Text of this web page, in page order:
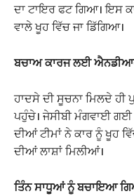
ਦਾ ਟਾਇਰ ਫਟ ਗਿਆ। ਇਸ
ਵਾਲੇ ਖੂਹ ਵਿੱਚ ਜਾ ਡਿੱਗਿਆ।
ਬਚਾਅ ਕਾਰਜ ਲਈ
ਹਾਦਸੇ ਦੀ ਸੂਚਨਾ ਮਿਲਦੇ ਹੀ
ਪਹੁੰਚੇ। ਜੇਸੀਬੀ ਮੰਗਵਾਈ
ਦੀਆਂ ਟੀਮਾਂ ਨੇ ਕਾਰ ਨੂੰ ਖੂਹ
ਦੀਆਂ ਲਾਸ਼ਾਂ ਮਿਲੀਆਂ।
ਤਿੰਨ ਸਾਧੂਆਂ ਨੂੰ ਬਚਾਇਆ